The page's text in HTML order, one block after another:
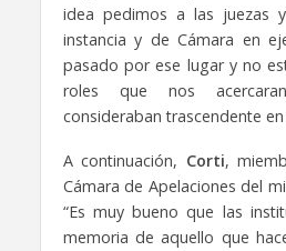
idea pedimos a las juezas
instancia y de Cámara en
pasado por ese lugar y no
roles que nos
consideraban trascendente en
A continuación, Corti,
Cámara de Apelaciones del
“Es muy bueno que las
memoria de aquello que